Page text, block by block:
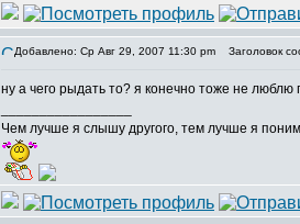
Добавлено: Ср Авг 29, 2007 11:30 pm Заголовок
ну а чего рыдать то? я конечно тоже не
Чем лучше я слышу другого, тем лучше я